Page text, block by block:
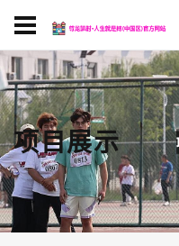
项目展示